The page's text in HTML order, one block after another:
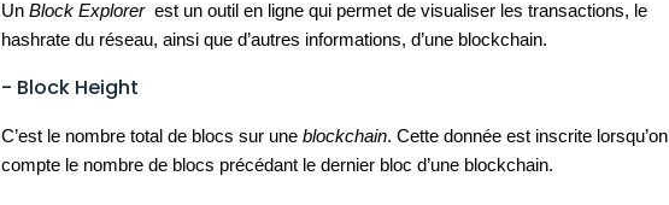
UnBlock Explorerest un outil en ligne qui permet de visualiser les transactions, le
hashrate du réseau, ainsi que d’autres informations, d’une blockchain.
- Block Height
C’est le nombre total de blocs sur uneblockchain. Cette donnée est inscrite lorsqu’on
compte le nombre de blocs précédant le dernier bloc d’une blockchain.